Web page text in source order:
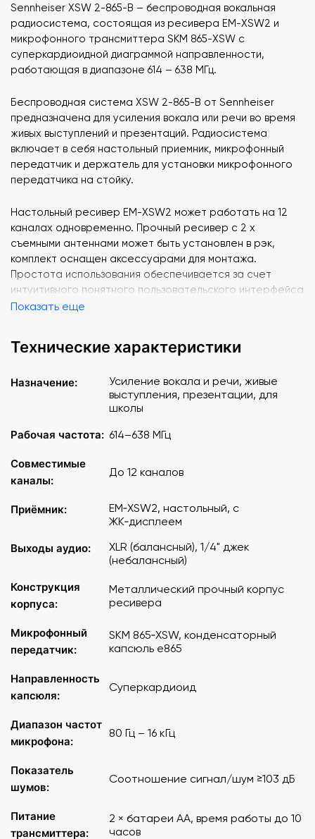
Sennheiser XSW 2-865-B – беспроводная вокальная
радиосистема, состоящая из ресивера EM-XSW2 и
микрофонного трансмиттера SKM 865-XSW с
суперкардиоидной диаграммой направленности,
работающая в диапазоне 614 – 638 МГц.
Беспроводная система XSW 2-865-B от Sennheiser
предназначена для усиления вокала или речи во время
живых выступлений и презентаций. Радиосистема
включает в себя настольный приемник, микрофонный
передатчик и держатель для установки микрофонного
передатчика на стойку.
Настольный ресивер EM-XSW2 может работать на 12
каналах одновременно. Прочный ресивер с 2 х
съемными антеннами может быть установлен в рэк,
комплект оснащен аксессуарами для монтажа.
Простота использования обеспечивается за счет
интуитивного понятного пользовательского интерфейса
с ЖК-дисплеями. Ресивер оснащен балансным входом
линейного.
Трансмиттер SMK 865-XSW оснащен обновленным
микрофонным капсюлем конденсаторного e865 из серии
Evolution. Суперкардиоидная диаграмма
направленности позволяет производить качественный
Передатчик работает до 10 часов от 2 батареек АА. На
корпусе SMK 865-XSW расположен дисплей,
подключение к ресиверу, а также свитчи мьютирования
сигнала и включения/выключения трансмиттера.
В комплект входит:
Настольный ресивер EM-XSW2
Микрофонный трансмиттер SMK 865-XSW
Держатель для микрофона MZQ1
Настольный беспроводной ресивер для радиосистем
Передача плотного баса и чистых верхних частот без
акустической обратной связи
Простой пользовательский интерфейс с ЖК-дисплеем
2 х съемные антенны
Прочный металлический кабинет
Показать еще
Технические характеристики
Назначение:
Усиление вокала и речи, живые
выступления, презентации, для
школы
Рабочая частота: 614–638 МГц
Совместимые
каналы:
До 12 каналов
Приёмник:
EM‑XSW2, настольный, с
ЖК‑дисплеем
Выходы аудио:
XLR (балансный), 1/4" джек
(небалансный)
Конструкция
корпуса:
Металлический прочный корпус
ресивера
Микрофонный
передатчик:
SKM 865‑XSW, конденсаторный
капсюль e865
Направленность
капсюля:
Суперкардиоид
Диапазон частот
микрофона:
80 Гц – 16 кГц
Показатель
шумов:
Соотношение сигнал/шум ≥103 дБ
Питание
трансмиттера:
2 × батареи AA, время работы до 10
часов